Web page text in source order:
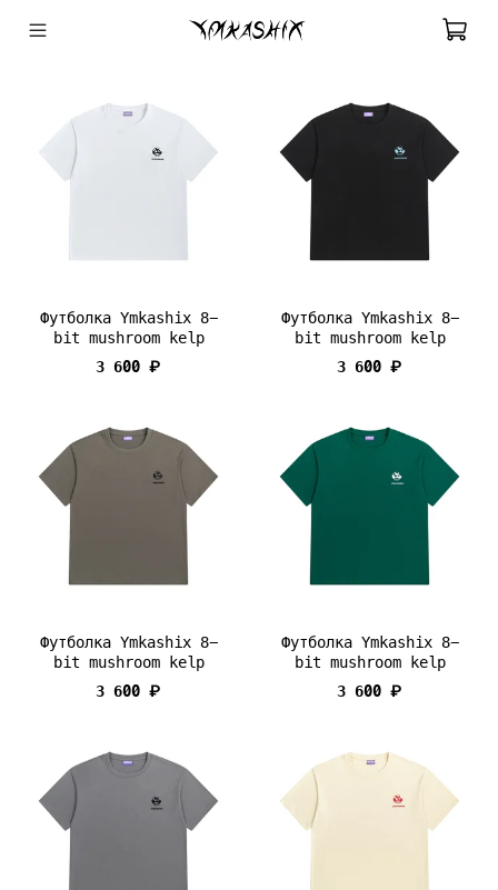
Футболка Ymkashix 8-
bit mushroom kelp
3 600 ₽
Футболка Ymkashix 8-
bit mushroom kelp
3 600 ₽
Футболка Ymkashix 8-
bit mushroom kelp
3 600 ₽
Футболка Ymkashix 8-
bit mushroom kelp
3 600 ₽